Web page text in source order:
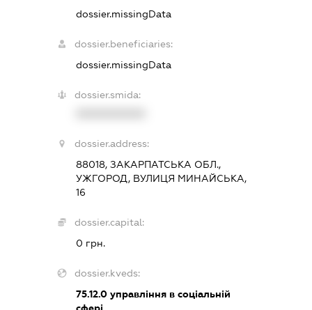
dossier.missingData
dossier.beneficiaries:
dossier.missingData
dossier.smida:
dossier.address:
88018, ЗАКАРПАТСЬКА ОБЛ.,
УЖГОРОД, ВУЛИЦЯ МИНАЙСЬКА,
16
dossier.capital:
0 грн.
dossier.kveds:
75.12.0 управління в соціальній